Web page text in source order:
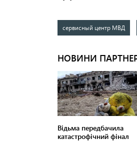
сервисный центр МВД